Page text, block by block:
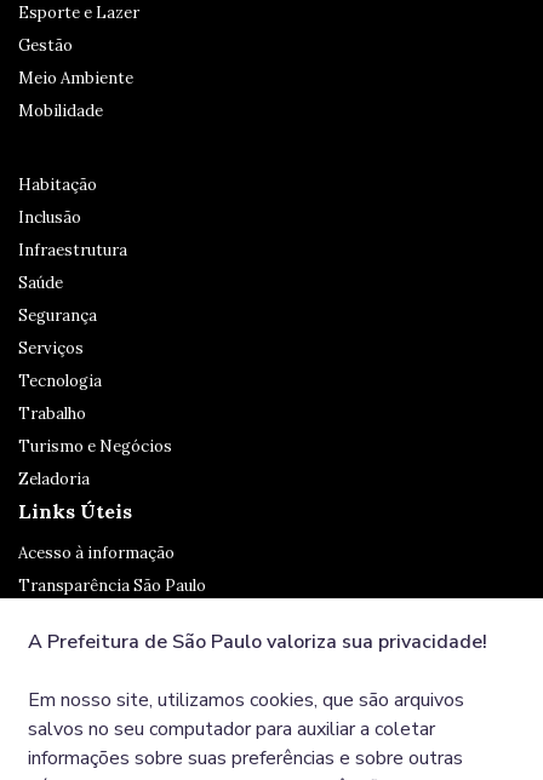
Esporte e Lazer
Gestão
Meio Ambiente
Mobilidade
Habitação
Inclusão
Infraestrutura
Saúde
Segurança
Serviços
Tecnologia
Trabalho
Turismo e Negócios
Zeladoria
Links Úteis
Acesso à informação
Transparência São Paulo
Ouvidoria
A Prefeitura de São Paulo valoriza sua privacidade!
Em nosso site, utilizamos cookies, que são arquivos
salvos no seu computador para auxiliar a coletar
informações sobre suas preferências e sobre outras